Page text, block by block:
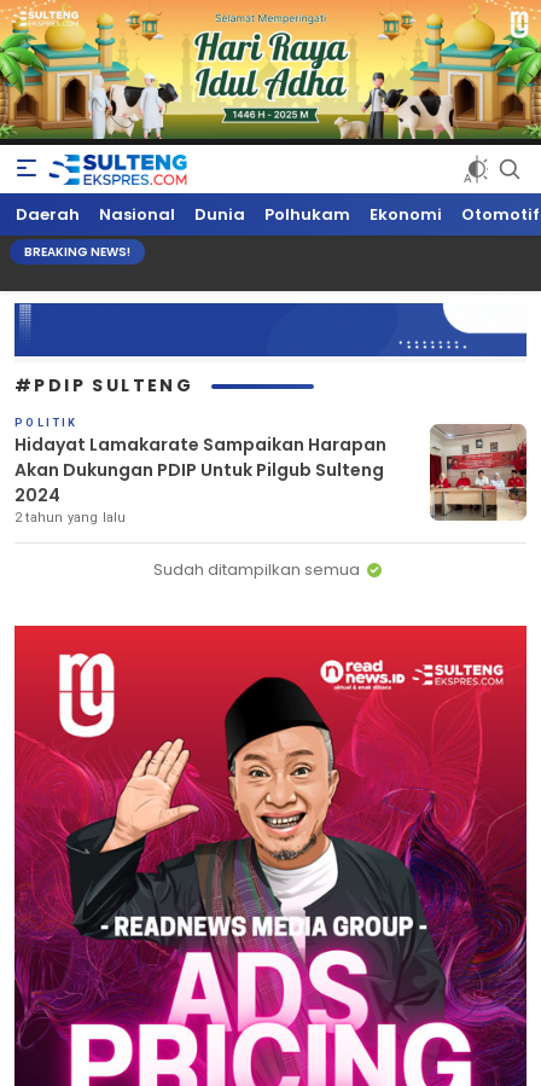
Sultengekspres.com
Berita Seputar Sulteng Hari Ini, Update Terkini, Suaranya Rakyat
Sulteng
Daerah Nasional Dunia Polhukam Ekonomi Otomotif
BREAKING NEWS!
#PDIP SULTENG
POLITIK
Hidayat Lamakarate Sampaikan Harapan
Akan Dukungan PDIP Untuk Pilgub Sulteng
2024
2 tahun yang lalu
Sudah ditampilkan semua